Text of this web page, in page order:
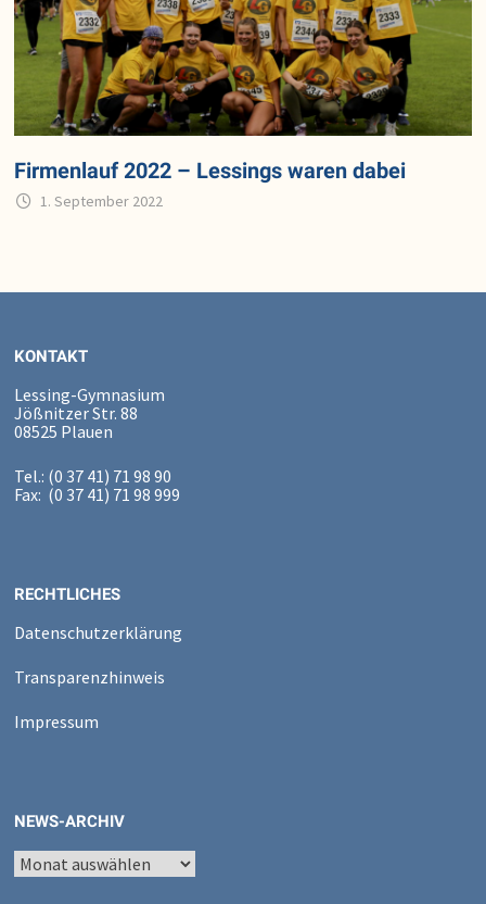
Firmenlauf 2022 – Lessings waren dabei
1. September 2022
KONTAKT
Lessing-Gymnasium
Jößnitzer Str. 88
08525 Plauen
Tel.: (0 37 41) 71 98 90
Fax: (0 37 41) 71 98 999
RECHTLICHES
Datenschutzerklärung
Transparenzhinweis
Impressum
NEWS-ARCHIV
News-
Archiv